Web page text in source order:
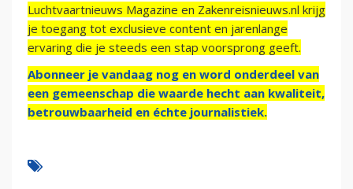
Luchtvaartnieuws Magazine en Zakenreisnieuws.nl krijg
je toegang tot exclusieve content en jarenlange
ervaring die je steeds een stap voorsprong geeft.
Abonneer je vandaag nog en word onderdeel van
een gemeenschap die waarde hecht aan kwaliteit,
betrouwbaarheid en échte journalistiek.